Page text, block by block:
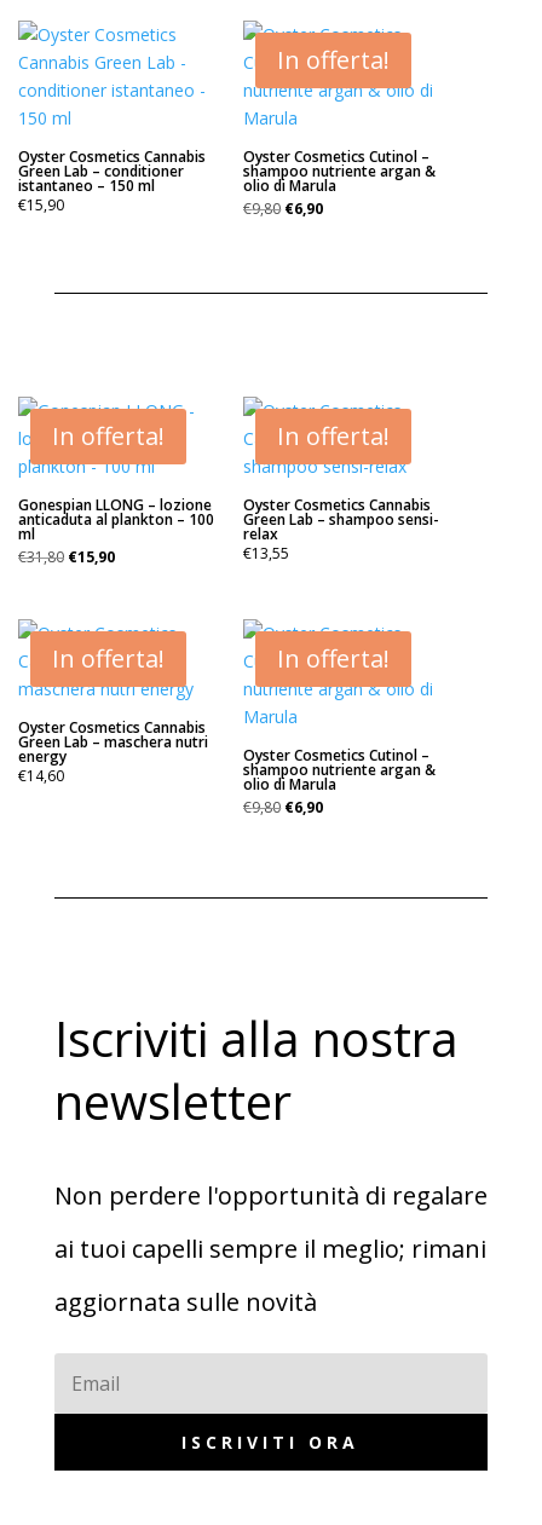
Oyster Cosmetics Cannabis
Green Lab – conditioner
istantaneo – 150 ml
€15,90
In offerta!
Oyster Cosmetics Cutinol –
shampoo nutriente argan &
olio di Marula
€9,80 Il
€9,80.
€6,90Il
€6,90.
In offerta!
Gonespian LLONG – lozione
anticaduta al plankton – 100
ml
€31,80 Il
era:
€31,80.
€15,90Il
€15,90.
In offerta!
Oyster Cosmetics Cannabis
Green Lab – shampoo sensi-
relax
€13,55
In offerta!
Oyster Cosmetics Cannabis
Green Lab – maschera nutri
energy
€14,60
In offerta!
Oyster Cosmetics Cutinol –
shampoo nutriente argan &
olio di Marula
€9,80 Il
€9,80.
€6,90Il
€6,90.
Iscriviti alla nostra
newsletter
Non perdere l'opportunità di regalare
ai tuoi capelli sempre il meglio; rimani
aggiornata sulle novità
ISCRIVITI ORA